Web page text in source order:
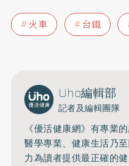
火車 台鐵
Uho編輯部
記者及編輯團隊
《優活健康網》有專業
醫學專業、健康生活乃
力為讀者提供最正確的